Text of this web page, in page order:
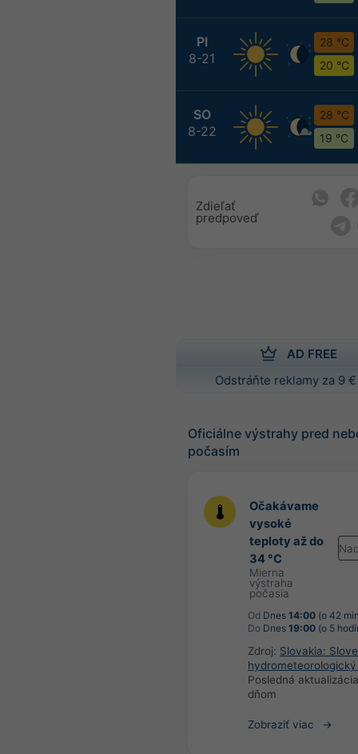
PI
8-21
28 °C
20 °C
SO
8-22
28 °C
19 °C
Zdieľať
predpoveď
AD FREE
Odstráňte reklamy za 9
Oficiálne výstrahy pred
počasím
Očakávame
vysoké
teploty až do
34 °C
Mierna
výstraha
počasia
Od Dnes 14:00 (o 42
Do Dnes 19:00 (o 5
Zdroj: Slovakia:
Posledná
dňom
Zobraziť viac